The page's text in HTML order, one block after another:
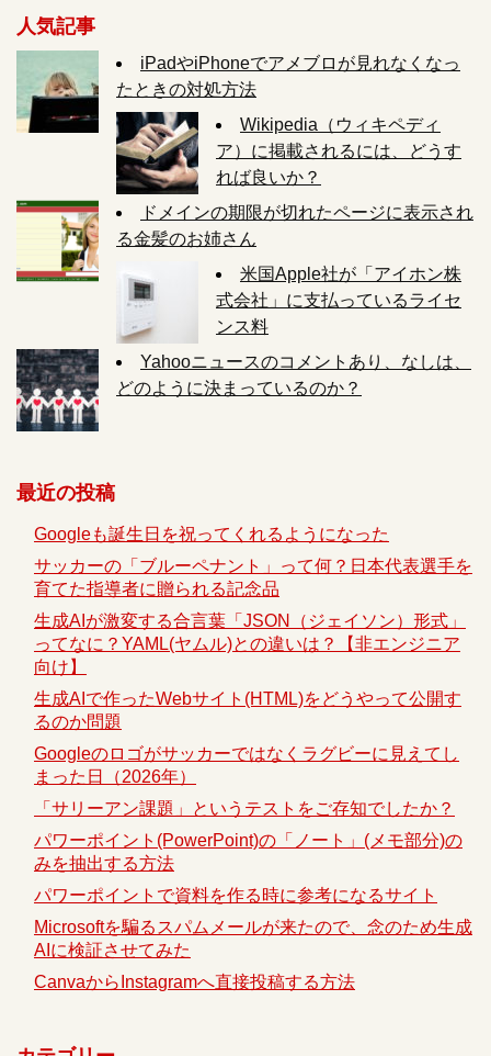
人気記事
iPadやiPhoneでアメブロが見れなくなっ
たときの対処方法
Wikipedia（ウィキペディ
ア）に掲載されるには、どうす
れば良いか？
ドメインの期限が切れたページに表示され
る金髪のお姉さん
米国Apple社が「アイホン株
式会社」に支払っているライセ
ンス料
Yahooニュースのコメントあり、なしは、
どのように決まっているのか？
最近の投稿
Googleも誕生日を祝ってくれるようになった
サッカーの「ブルーペナント」って何？日本代表選手を
育てた指導者に贈られる記念品
生成AIが激変する合言葉「JSON（ジェイソン）形式」
ってなに？YAML(ヤムル)との違いは？【非エンジニア
向け】
生成AIで作ったWebサイト(HTML)をどうやって公開す
るのか問題
Googleのロゴがサッカーではなくラグビーに見えてし
まった日（2026年）
「サリーアン課題」というテストをご存知でしたか？
パワーポイント(PowerPoint)の「ノート」(メモ部分)の
みを抽出する方法
パワーポイントで資料を作る時に参考になるサイト
Microsoftを騙るスパムメールが来たので、念のため生成
AIに検証させてみた
CanvaからInstagramへ直接投稿する方法